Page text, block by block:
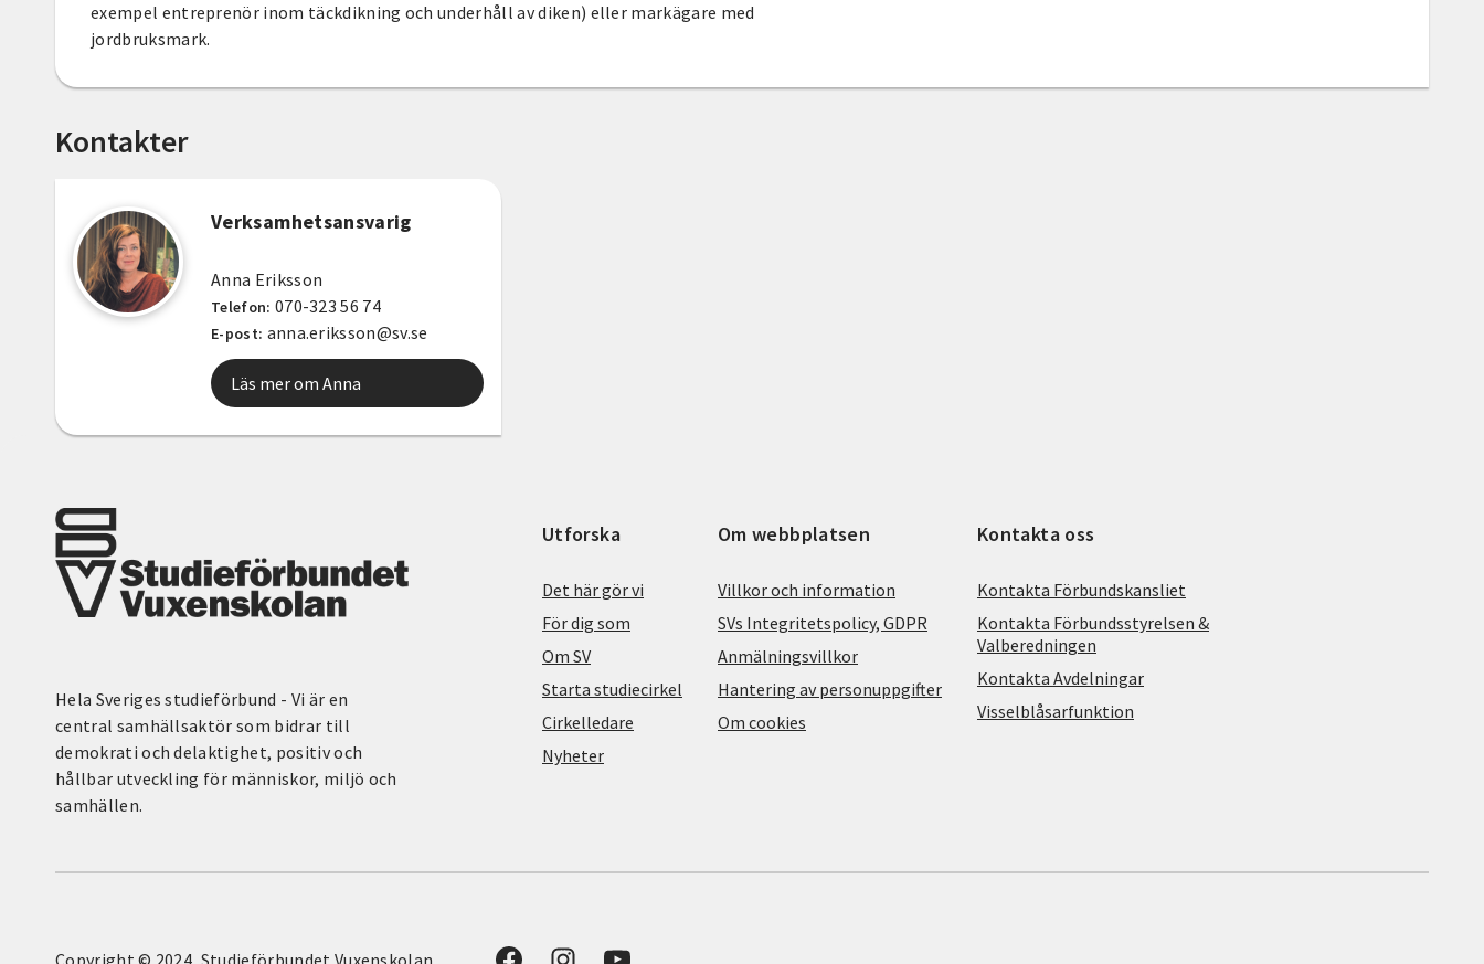
exempel entreprenör inom täckdikning och underhåll av diken) eller markägare med
jordbruksmark.
Kontakter
Verksamhetsansvarig
Anna Eriksson
Telefon: 070-323 56 74
E-post: anna.eriksson@sv.se
Läs mer om Anna
Hela Sveriges studieförbund - Vi är en
central samhällsaktör som bidrar till
demokrati och delaktighet, positiv och
hållbar utveckling för människor, miljö och
samhällen.
Utforska
Det här gör vi
För dig som
Om SV
Starta studiecirkel
Cirkelledare
Nyheter
Om webbplatsen
Villkor och information
SVs Integritetspolicy, GDPR
Anmälningsvillkor
Hantering av personuppgifter
Om cookies
Kontakta oss
Kontakta Förbundskansliet
Kontakta Förbundsstyrelsen &
Valberedningen
Kontakta Avdelningar
Visselblåsarfunktion